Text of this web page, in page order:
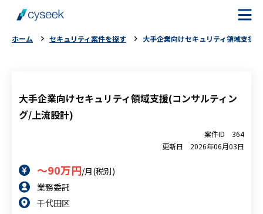
案件を探す
よくある質問
ホーム セキュリティ案件を探す 大手企業向けセキュリティ領域支援(
大手企業向けセキュリティ領域支援(コンサルティン
グ/上流設計)
案件ID
364
更新日
2026年06月03日
～90万円/月(税別)
業務委託
千代田区